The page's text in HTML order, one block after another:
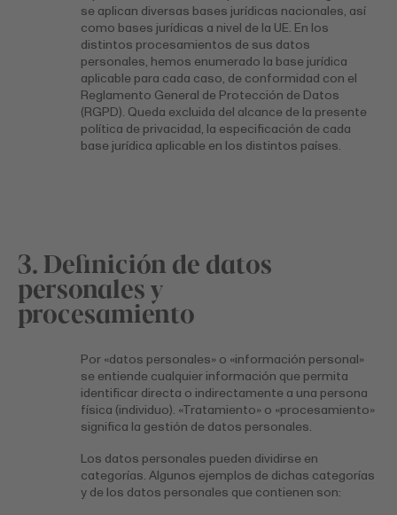
se aplican diversas bases jurídicas nacionales, así
como bases jurídicas a nivel de la UE. En los
distintos procesamientos de sus datos
personales, hemos enumerado la base jurídica
aplicable para cada caso, de conformidad con el
Reglamento General de Protección de Datos
(RGPD). Queda excluida del alcance de la presente
política de privacidad, la especificación de cada
base jurídica aplicable en los distintos países.
3. Definición de datos
personales y
procesamiento
Por «datos personales» o «información personal»
se entiende cualquier información que permita
identificar directa o indirectamente a una persona
física (individuo). «Tratamiento» o «procesamiento»
significa la gestión de datos personales.
Los datos personales pueden dividirse en
categorías. Algunos ejemplos de dichas categorías
y de los datos personales que contienen son: